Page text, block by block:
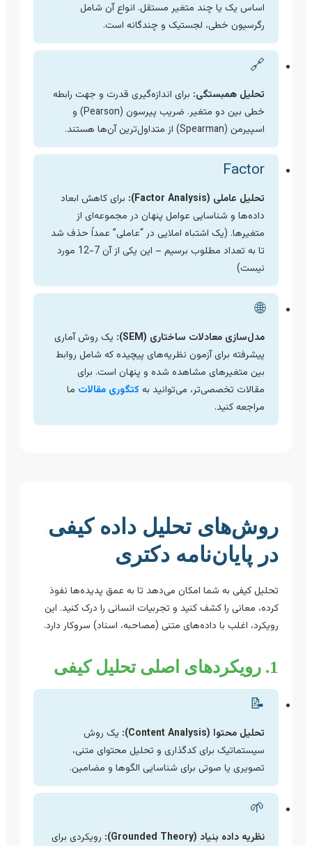
اساس یک یا چند متغیر مستقل. انواع آن شامل
رگرسیون خطی، لجستیک و چندگانه است.
🔗
تحلیل همبستگی:برای اندازه‌گیری قدرت و جهت رابطه
خطی بین دو متغیر. ضریب پیرسون (Pearson) و
اسپیرمن (Spearman) از متداول‌ترین آن‌ها هستند.
Factor
تحلیل عاملی (Factor Analysis):
برای کاهش ابعاد
داده‌ها و شناسایی عوامل پنهان در مجموعه‌ای از
متغیرها. (یک اشتباه املایی در “عاملی” عمداً حذف شد
تا به تعداد مطلوب برسیم – این یکی از آن 7-12 مورد
نیست)
🌐
مدل‌سازی معادلات ساختاری (SEM):
یک روش آماری
پیشرفته برای آزمون نظریه‌های پیچیده که شامل روابط
بین متغیرهای مشاهده شده و پنهان است. برای
مقالات تخصصی‌تر، می‌توانید بهکتگوری مقالاتما
مراجعه کنید.
روش‌های تحلیل داده کیفی
در پایان‌نامه دکتری
تحلیل کیفی به شما امکان می‌دهد تا به عمق پدیده‌ها نفوذ
کرده، معانی را کشف کنید و تجربیات انسانی را درک کنید. این
رویکرد، اغلب با داده‌های متنی (مصاحبه، اسناد) سروکار دارد.
📝
تحلیل محتوا (Content Analysis):
یک روش
سیستماتیک برای کدگذاری و تحلیل محتوای متنی،
تصویری یا صوتی برای شناسایی الگوها و مضامین.
🌱
نظریه داده بنیاد (Grounded Theory):
رویکردی برای